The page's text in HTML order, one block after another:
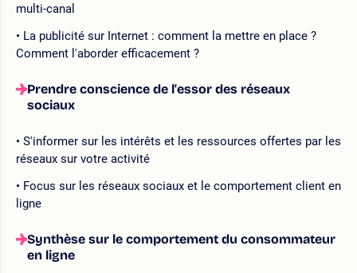
multi-canal
La publicité sur Internet : comment la mettre en place ?
Comment l'aborder efficacement ?
Prendre conscience de l'essor des réseaux
sociaux
S'informer sur les intérêts et les ressources offertes par les
réseaux sur votre activité
Focus sur les réseaux sociaux et le comportement client en
ligne
Synthèse sur le comportement du consommateur
en ligne